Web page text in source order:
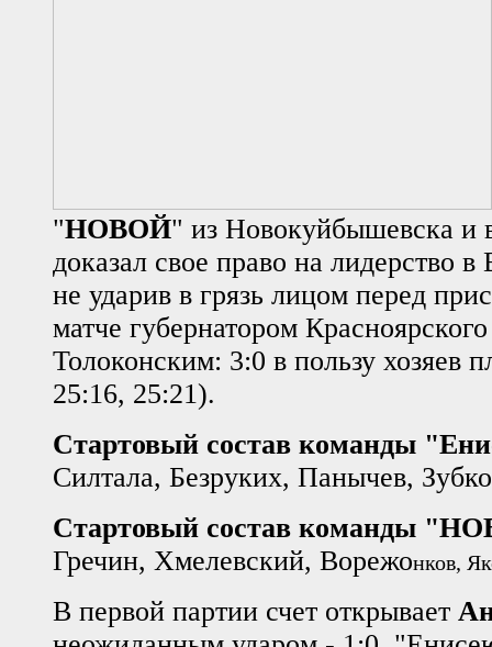
"НОВОЙ" из Новокуйбышевска и
доказал свое право на лидерство
не ударив в грязь лицом перед
матче губернатором
Толоконским: 3:0 в пользу хозяев
25:16, 25:21).
Стартовый состав команды
Силтала, Безруких, Панычев,
Стартовый состав команды
Гречин, Хмелевский, Ворежонков,
В первой партии счет открывает